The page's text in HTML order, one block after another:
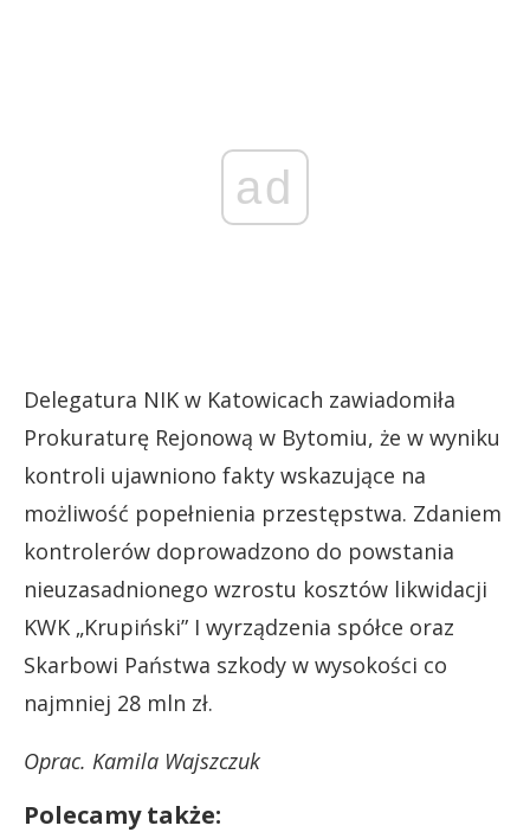
ad
Delegatura NIK w Katowicach zawiadomiła
Prokuraturę Rejonową w Bytomiu, że w wyniku
kontroli ujawniono fakty wskazujące na
możliwość popełnienia przestępstwa. Zdaniem
kontrolerów doprowadzono do powstania
nieuzasadnionego wzrostu kosztów likwidacji
KWK „Krupiński” I wyrządzenia spółce oraz
Skarbowi Państwa szkody w wysokości co
najmniej 28 mln zł.
Oprac. Kamila Wajszczuk
Polecamy także: